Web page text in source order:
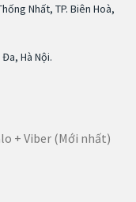
Nhất, TP. Biên Hoà,
Hà Nội.
+ Viber (Mới nhất)